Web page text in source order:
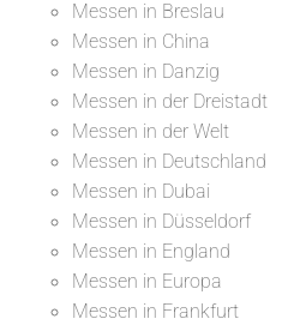
Messen in Breslau
Messen in China
Messen in Danzig
Messen in der Dreistadt
Messen in der Welt
Messen in Deutschland
Messen in Dubai
Messen in Düsseldorf
Messen in England
Messen in Europa
Messen in Frankfurt